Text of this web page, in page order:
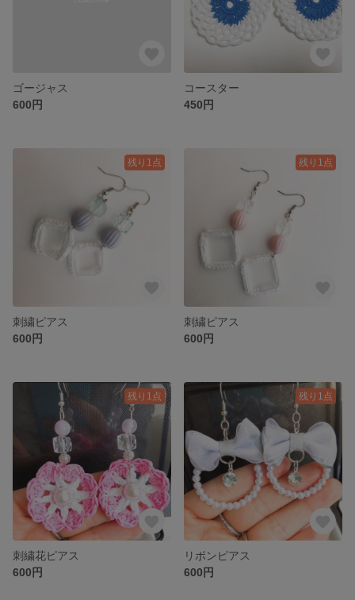
ゴージャス
600円
コースター
450円
残り1点
刺繍ピアス
600円
残り1点
刺繍ピアス
600円
残り1点
刺繍花ピアス
600円
残り1点
リボンピアス
600円